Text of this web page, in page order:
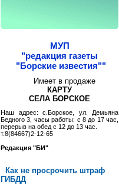
МУП
"редакция газеты
"Борские известия""
Имеет в продаже
КАРТУ
СЕЛА БОРСКОЕ
Наш адрес: с.Борское, ул. Демьяна
Бедного 3, часы работы: с 8 до 17 час,
перерыв на обед с 12 до 13 час.
т.8(84667)2-12-65
Редакция "БИ"
Как не просрочить штраф
ГИБДД